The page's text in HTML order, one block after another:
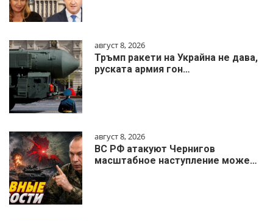
август 8, 2026
Тръмп ракети на Украйна не дава,
руската армия гон…
август 8, 2026
ВС РФ атакуют Чернигов
масштабное наступление може…